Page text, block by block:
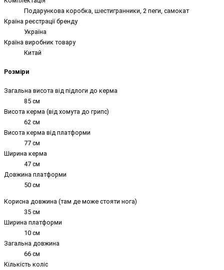
Подарункова коробка, шестигранники, 2 пеги, самокат
Країна реєстрації бренду
Україна
Країна виробник товару
Китай
Розміри
Загальна висота від підлоги до керма
85 см
Висота керма (від хомута до грипс)
62 см
Висота керма від платформи
77 см
Ширина керма
47 см
Довжина платформи
50 см
Корисна довжина (там де може стояти нога)
35 см
Ширина платформи
10 см
Загальна довжина
66 см
Кількість коліс